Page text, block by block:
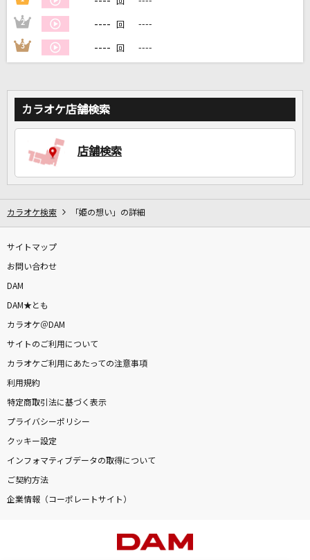
2 ---- 回 ----
3 ---- 回 ----
カラオケ店舗検索
店舗検索
カラオケ検索 「姫の想い」の詳細
サイトマップ
お問い合わせ
DAM
DAM★とも
カラオケ＠DAM
サイトのご利用について
カラオケご利用にあたっての注意事項
利用規約
特定商取引法に基づく表示
プライバシーポリシー
クッキー設定
インフォマティブデータの取得について
ご契約方法
企業情報（コーポレートサイト）